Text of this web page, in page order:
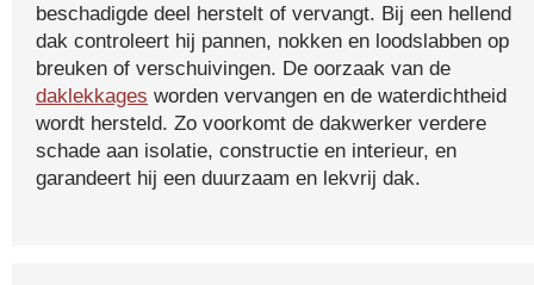
beschadigde deel herstelt of vervangt. Bij een hellend
dak controleert hij pannen, nokken en loodslabben op
breuken of verschuivingen. De oorzaak van de
daklekkages worden vervangen en de waterdichtheid
wordt hersteld. Zo voorkomt de dakwerker verdere
schade aan isolatie, constructie en interieur, en
garandeert hij een duurzaam en lekvrij dak.